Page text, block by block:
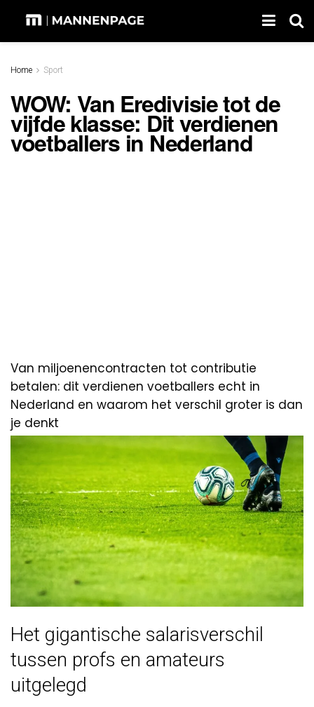
Home Sport
WOW: Van Eredivisie tot de
vijfde klasse: Dit verdienen
voetballers in Nederland
Van miljoenencontracten tot contributie
betalen: dit verdienen voetballers echt in
Nederland en waarom het verschil groter is dan
je denkt
Het gigantische salarisverschil
tussen profs en amateurs
uitgelegd